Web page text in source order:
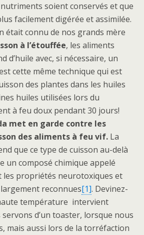
soient conservés et que
facilement digérée et assimilée.
était connu de nos grands mère
à l’étouffée, les aliments
d’huile avec, si nécessaire, un
cette même technique qui est
des plantes dans les huiles
huiles utilisées lors du
à feu doux pendant 30 jours!
met en garde contre les
des aliments à feu vif. La
que ce type de cuisson au-delà
un composé chimique appelé
les propriétés neurotoxiques et
reconnues[1]. Devinez-
température intervient
d’un toaster, lorsque nous
mais aussi lors de la torréfaction